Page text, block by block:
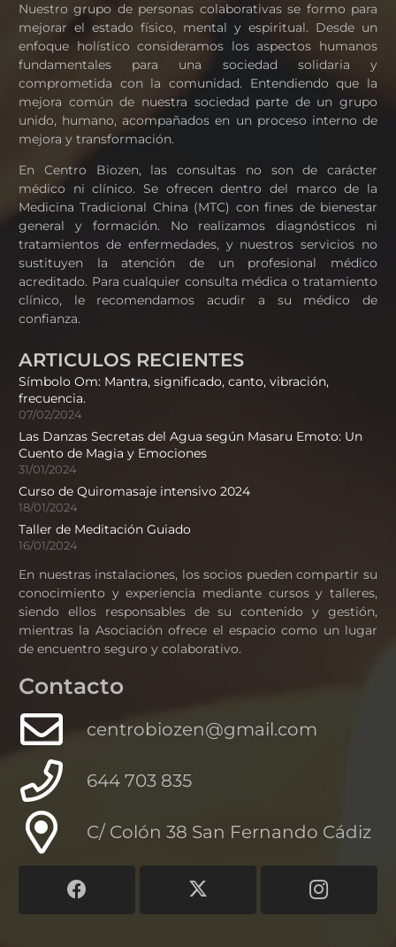
Nuestro grupo de personas colaborativas se formo para
mejorar el estado físico, mental y espiritual. Desde un
enfoque holístico consideramos los aspectos humanos
fundamentales para una sociedad solidaria y
comprometida con la comunidad. Entendiendo que la
mejora común de nuestra sociedad parte de un grupo
unido, humano, acompañados en un proceso interno de
mejora y transformación.
En Centro Biozen, las consultas no son de carácter
médico ni clínico. Se ofrecen dentro del marco de la
Medicina Tradicional China (MTC) con fines de bienestar
general y formación. No realizamos diagnósticos ni
tratamientos de enfermedades, y nuestros servicios no
sustituyen la atención de un profesional médico
acreditado. Para cualquier consulta médica o tratamiento
clínico, le recomendamos acudir a su médico de
confianza.
ARTICULOS RECIENTES
Símbolo Om: Mantra, significado, canto, vibración,
frecuencia.
07/02/2024
Las Danzas Secretas del Agua según Masaru Emoto: Un
Cuento de Magia y Emociones
31/01/2024
Curso de Quiromasaje intensivo 2024
18/01/2024
Taller de Meditación Guiado
16/01/2024
En nuestras instalaciones, los socios pueden compartir su
conocimiento y experiencia mediante cursos y talleres,
siendo ellos responsables de su contenido y gestión,
mientras la Asociación ofrece el espacio como un lugar
de encuentro seguro y colaborativo.
Contacto
centrobiozen@gmail.com
644 703 835
C/ Colón 38 San Fernando Cádiz